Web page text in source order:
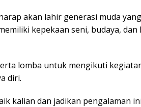
akan lahir generasi muda
kepekaan seni, budaya,
lomba untuk mengikuti
diri.
kalian dan jadikan pengalaman